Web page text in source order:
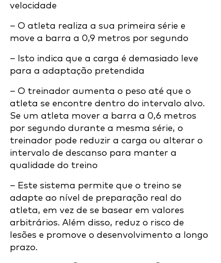
velocidade
– O atleta realiza a sua primeira série e
move a barra a 0,9 metros por segundo
– Isto indica que a carga é demasiado leve
para a adaptação pretendida
– O treinador aumenta o peso até que o
atleta se encontre dentro do intervalo alvo.
Se um atleta mover a barra a 0,6 metros
por segundo durante a mesma série, o
treinador pode reduzir a carga ou alterar o
intervalo de descanso para manter a
qualidade do treino
– Este sistema permite que o treino se
adapte ao nível de preparação real do
atleta, em vez de se basear em valores
arbitrários. Além disso, reduz o risco de
lesões e promove o desenvolvimento a longo
prazo.